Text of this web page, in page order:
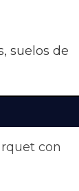
suelos de
con